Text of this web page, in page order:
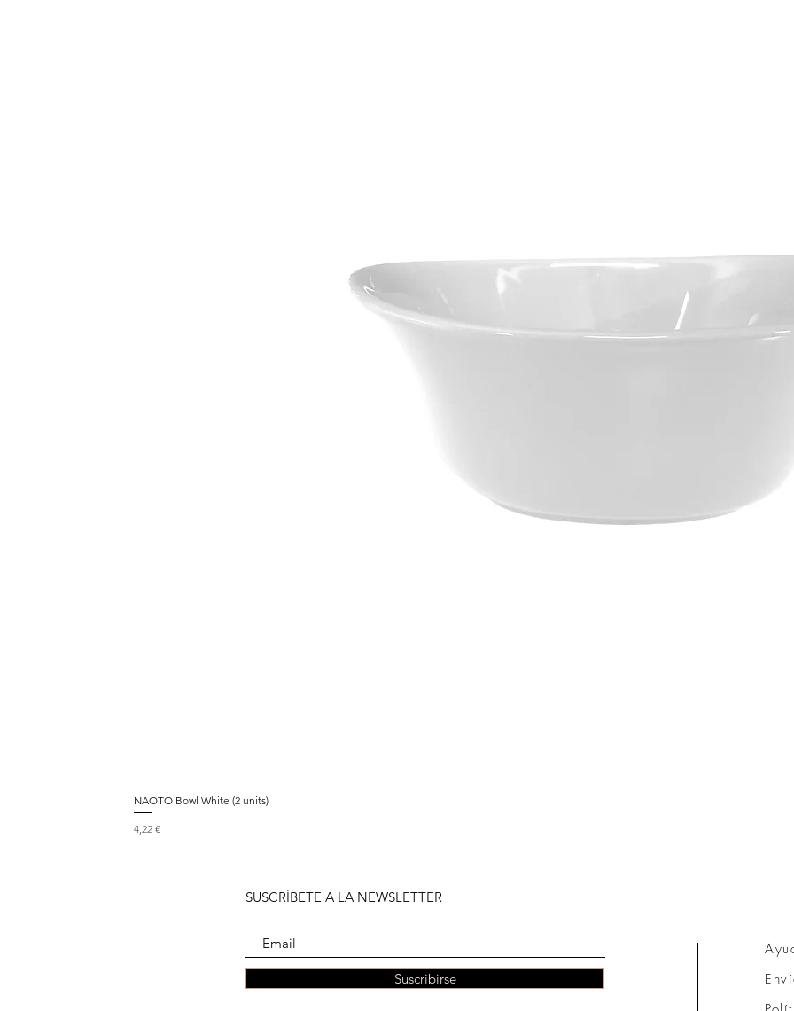
NAOTO Bowl White (2 units)
Precio
4,22 €
SUSCRÍBETE A LA NEWSLETTER
Suscribirse